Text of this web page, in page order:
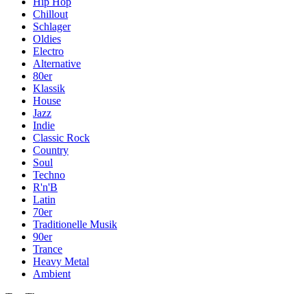
Chillout
Schlager
Oldies
Electro
Alternative
80er
Klassik
House
Jazz
Indie
Classic Rock
Country
Soul
Techno
R'n'B
Latin
70er
Traditionelle Musik
90er
Trance
Heavy Metal
Ambient